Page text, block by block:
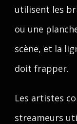
utilisent les
ou une
scène, et la
doit frapper.
Les artistes
streameurs